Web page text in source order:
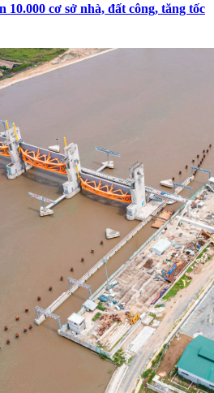
cơ sở nhà, đất công, tăng tốc